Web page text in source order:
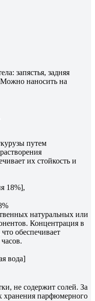
запястья, задняя
наносить на
путем
их стойкость и
18%],
натуральных или
Концентрация в
обеспечивает
вода]
не содержит солей. За
хранения парфюмерного